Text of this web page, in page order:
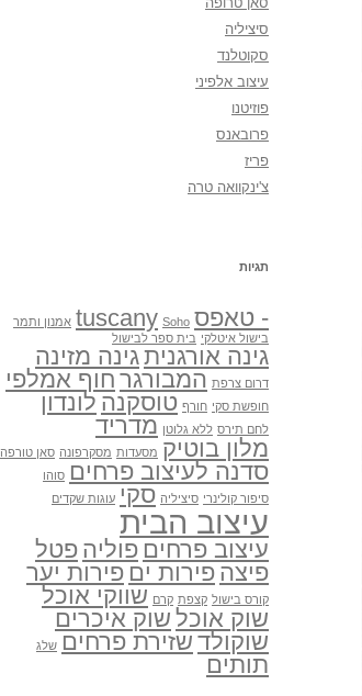
סיציליה
סקוטלנד
עיצוב אלפיני
פוזיטנו
פרובאנס
פריז
צ'ינקוואה טרה
תגיות
- טאפס Soho
tuscany אמנון ותמר
בישול איטלקי בית ספר לבישול
גינה אורגניתגינה מזינה
דרום צרפת המבורגר חוף אמלפי
חופשת סקי חורף טוסקנה לונדון
לחם תירס ללא גלוטן מדריד
מלון בוטיק מסעדות מסקרפונה סאן טורפה
סדנה לעיצוב פרחים סוהו
סיפור קולינרי סיציליה סקי עוגות שקדים
עיצוב הבית
עיצוב פרחים פוליה פטל
פיצה פירות ים פירות יער
קורס בישול קצפת קרם שווקי אוכל
שוק אוכל שוק איכרים
שוקולד שזירת פרחים שלג
תותים